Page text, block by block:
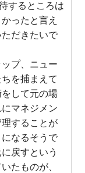
するところは
ったと言え
だきたいで
プ、ニュー
を捕まえて
して元の場
マネジメン
することが
なるそうで
戻すという
たものが、